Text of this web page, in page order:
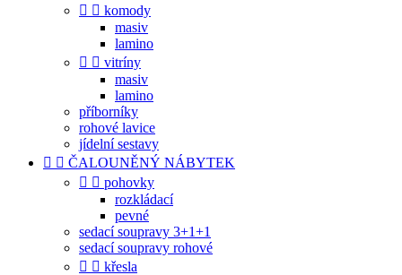
  komody
masiv
lamino
  vitríny
masiv
lamino
příborníky
rohové lavice
jídelní sestavy
  ČALOUNĚNÝ NÁBYTEK
  pohovky
rozkládací
pevné
sedací soupravy 3+1+1
sedací soupravy rohové
  křesla